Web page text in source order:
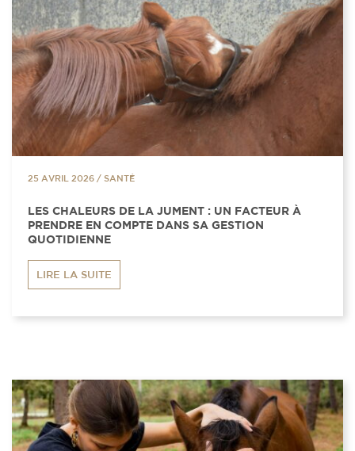
25 AVRIL 2026 / SANTÉ
LES CHALEURS DE LA JUMENT : UN FACTEUR À
PRENDRE EN COMPTE DANS SA GESTION
QUOTIDIENNE
LIRE LA SUITE